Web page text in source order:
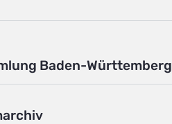
Baden-Württemberg